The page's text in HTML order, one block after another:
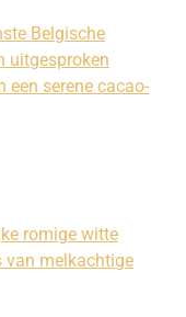
Belgische
uitgesproken
een serene cacao-
romige witte
van melkachtige